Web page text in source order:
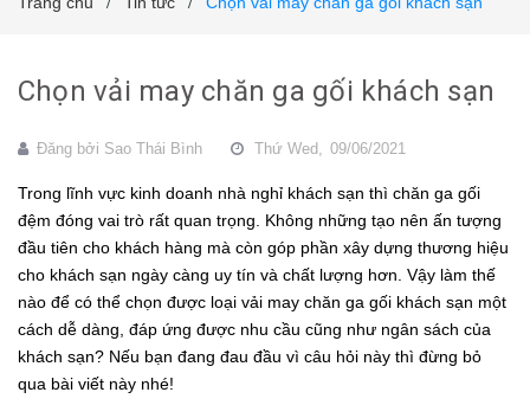
Chọn vải may chăn ga gối khách sạn
Đăng bởi Sao Thái Bình Thứ Wed, 09/06/2021
Trong lĩnh vực kinh doanh nhà nghỉ khách sạn thì chăn ga gối
đệm đóng vai trò rất quan trọng. Không những tạo nên ấn tượng
đầu tiên cho khách hàng mà còn góp phần xây dựng thương hiệu
cho khách sạn ngày càng uy tín và chất lượng hơn. Vậy làm thế
nào để có thể chọn được loại vải may chăn ga gối khách sạn một
cách dễ dàng, đáp ứng được nhu cầu cũng như ngân sách của
khách sạn? Nếu bạn đang đau đầu vì câu hỏi này thì đừng bỏ
qua bài viết này nhé!